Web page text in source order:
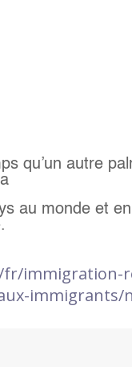
qu’un autre
au monde et
fr/immigration-
immigrants/